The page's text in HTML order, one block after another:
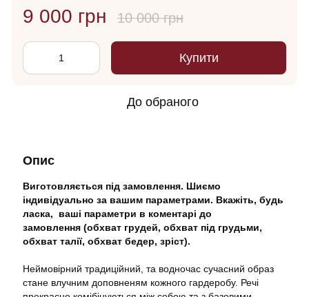
9 000 грн 10 000 грн
Купити
До обраного
Опис
Виготовляється під замовлення. Шиємо
індивідуально за вашим параметрами. Вкажіть, будь
ласка, ваші параметри в коментарі до
замовлення (обхват грудей, обхват під грудьми,
обхват талії, обхват бедер, зріст).
Неймовірний традиційний, та водночас сучасний образ
стане влучним доповненям кожного гардеробу. Речі